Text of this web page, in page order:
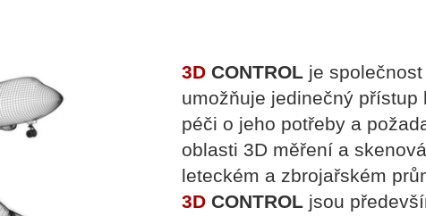
3D CONTROL je
umožňuje jedinečný
péči o jeho potřeby a
oblasti 3D měření a
leteckém a zbrojařském
3D CONTROL jsou